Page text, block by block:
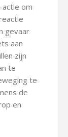
actie om
gevaar
aan
zijn
te
te
de
en